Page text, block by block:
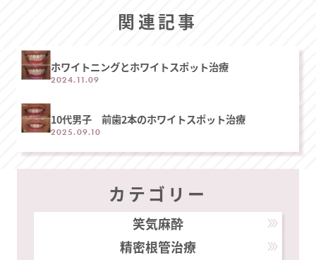
関連記事
ホワイトニングとホワイトスポット治療
2024.11.09
10代男子 前歯2本のホワイトスポット治療
2025.09.10
カテゴリー
笑気麻酔
精密根管治療